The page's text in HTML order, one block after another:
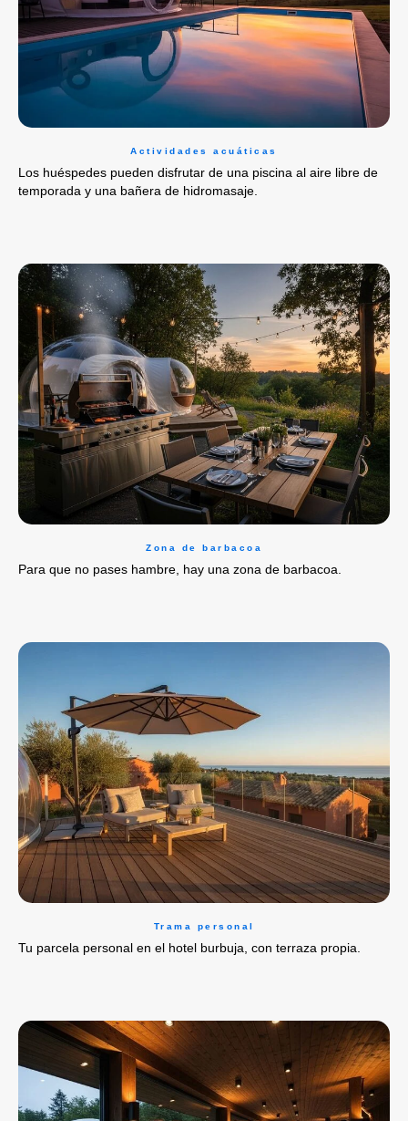
Actividades acuáticas
Los huéspedes pueden disfrutar de una piscina al aire libre de
temporada y una bañera de hidromasaje.
Zona de barbacoa
Para que no pases hambre, hay una zona de barbacoa.
Trama personal
Tu parcela personal en el hotel burbuja, con terraza propia.